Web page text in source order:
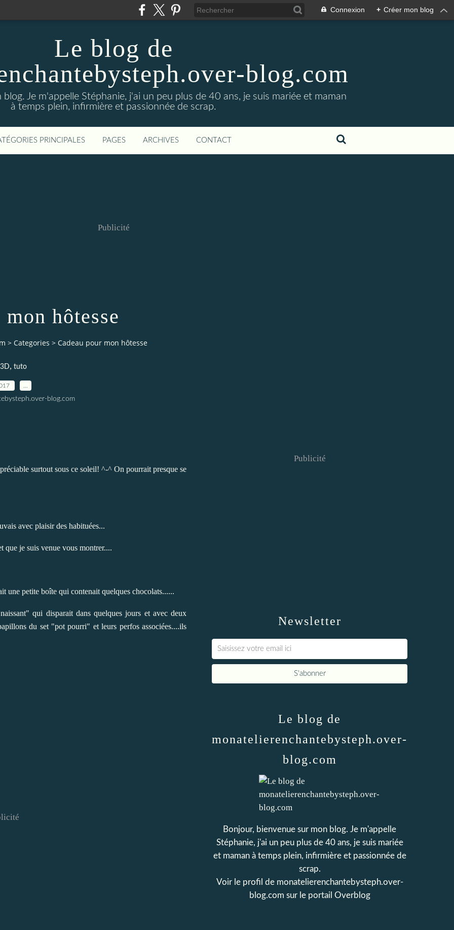
Connexion + Créer mon blog
Le blog de
blog.com
Je m'appelle Stéphanie, j'ai un peu plus de 40 ans, je suis mariée et maman
à temps plein, infirmière et passionnée de scrap.
PRINCIPALES PAGES ARCHIVES CONTACT
Publicité
hôtesse
> Categories > Cadeau pour mon hôtesse
, tuto
blog.com
surtout sous ce soleil! ^-^ On pourrait presque se
avec plaisir des habituées...
que je suis venue vous montrer....
une petite boîte qui contenait quelques chocolats......
qui disparait dans quelques jours et avec deux
du set "pot pourri" et leurs perfos associées....ils
Newsletter
Publicité
Le blog de
monatelierenchantebysteph.over-
blog.com
Bonjour, bienvenue sur mon blog. Je m'appelle
Stéphanie, j'ai un peu plus de 40 ans, je suis mariée
et maman à temps plein, infirmière et passionnée de
scrap.
Voir le profil de monatelierenchantebysteph.over-
blog.com sur le portail Overblog